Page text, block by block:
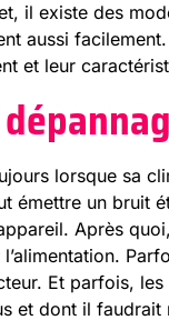
il existe des
aussi
et leur
lorsque sa
émettre un bruit
Après
Et parfois,
et dont il faudrait